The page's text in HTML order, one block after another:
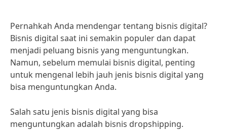
Pernahkah Anda mendengar tentang bisnis digital?
Bisnis digital saat ini semakin populer dan dapat
menjadi peluang bisnis yang menguntungkan.
Namun, sebelum memulai bisnis digital, penting
untuk mengenal lebih jauh jenis bisnis digital yang
bisa menguntungkan Anda.
Salah satu jenis bisnis digital yang bisa
menguntungkan adalah bisnis dropshipping.